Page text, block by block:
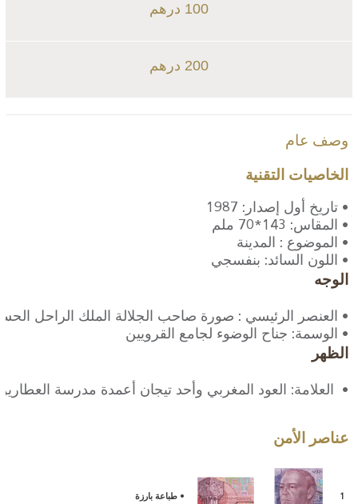
100 درهم
200 درهم
وصف عام
الخاصيات التقنية
• تاريخ أول إصدار: 1987
• المقاس: 143*70 ملم
•
الموضوع : المدينة
• اللون السائد: بنفسجي
الوجه
• العنصر الرئيسي : صورة صاحب الجلالة الملك الراحل
• الوسمة: جناح الوضوء لجامع القرويين
الظهر
• العلامة: العود المغربي وأحد تيجان أعمدة مدرسة
عناصر الأمن
1
• طباعة بارزة